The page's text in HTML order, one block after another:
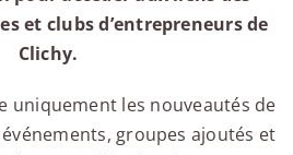
et clubs d’entrepreneurs de
Clichy.
uniquement les nouveautés de
groupes ajoutés et